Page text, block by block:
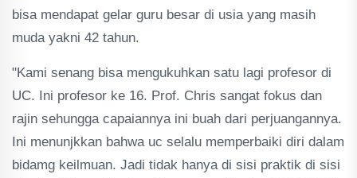
bisa mendapat gelar guru besar di usia yang masih
muda yakni 42 tahun.
"Kami senang bisa mengukuhkan satu lagi profesor di
UC. Ini profesor ke 16. Prof. Chris sangat fokus dan
rajin sehungga capaiannya ini buah dari perjuangannya.
Ini menunjkkan bahwa uc selalu memperbaiki diri dalam
bidamg keilmuan. Jadi tidak hanya di sisi praktik di sisi